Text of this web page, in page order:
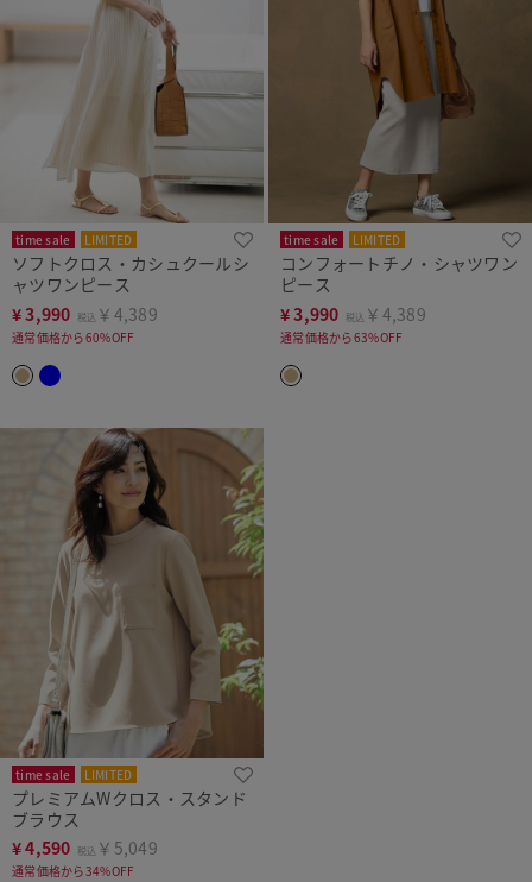
time sale LIMITED
ソフトクロス・カシュクールシ
ャツワンピース
¥3,990 税込 ￥4,389
通常価格から60%OFF
time sale LIMITED
コンフォートチノ・シャツワン
ピース
¥3,990 税込 ￥4,389
通常価格から63%OFF
time sale LIMITED
プレミアムWクロス・スタンド
ブラウス
¥4,590 税込 ￥5,049
通常価格から34%OFF